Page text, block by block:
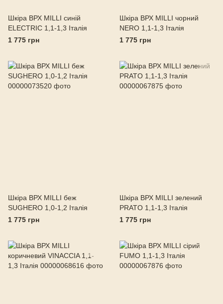
Шкіра ВРХ MILLI синій
ELECTRIC 1,1-1,3 Італія
1 775 грн
Шкіра ВРХ MILLI чорний
NERO 1,1-1,3 Італія
1 775 грн
Шкіра ВРХ MILLI беж
SUGHERO 1,0-1,2 Італія
1 775 грн
Шкіра ВРХ MILLI зелений
PRATO 1,1-1,3 Італія
1 775 грн